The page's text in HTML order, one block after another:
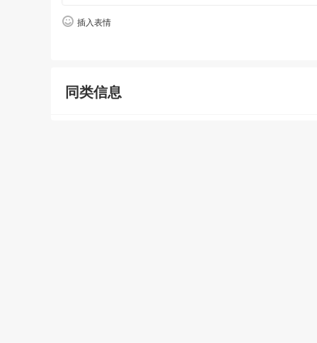
插入表情
同类信息